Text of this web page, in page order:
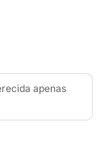
apenas